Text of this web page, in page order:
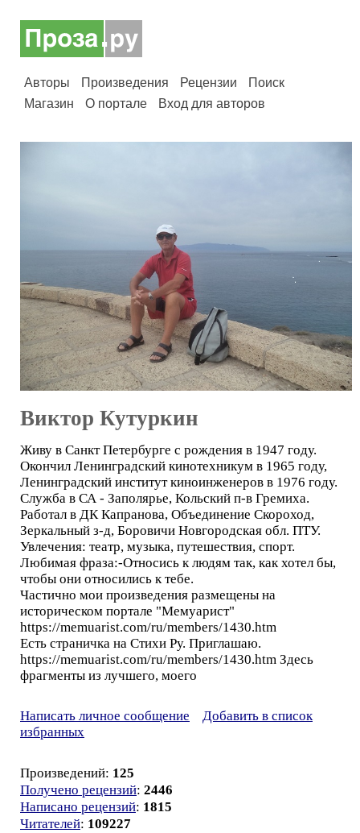
Авторы Произведения Рецензии
Поиск
Магазин
О портале Вход для авторов
Виктор Кутуркин
Живу в Санкт Петербурге c рождения в 1947 году.
Окончил Ленинградский кинотехникум в 1965 году,
Ленинградский институт киноинженеров в 1976 году.
Cлужба в СА - Заполярье, Кольский п-в Гремиха.
Работал в ДК Капранова, Объединение Скороход,
Зеркальный з-д, Боровичи Новгородская обл. ПТУ.
Увлечения: театр, музыка, путешествия, спорт.
Любимая фраза:-Относись к людям так, как хотел бы,
чтобы они относились к тебе.
Частично мои произведения размещены на
историческом портале "Мемуарист"
https://memuarist.com/ru/members/1430.htm
Есть страничка на Стихи Ру. Приглашаю.
https://memuarist.com/ru/members/1430.htm Здесь
фрагменты из лучшего, моего
Написать личное сообщение
Добавить в список
избранных
Произведений: 125
Получено рецензий: 2446
Написано рецензий: 1815
Читателей: 109227